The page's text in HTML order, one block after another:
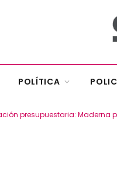
POLÍTICA
presupuestaria: Maderna